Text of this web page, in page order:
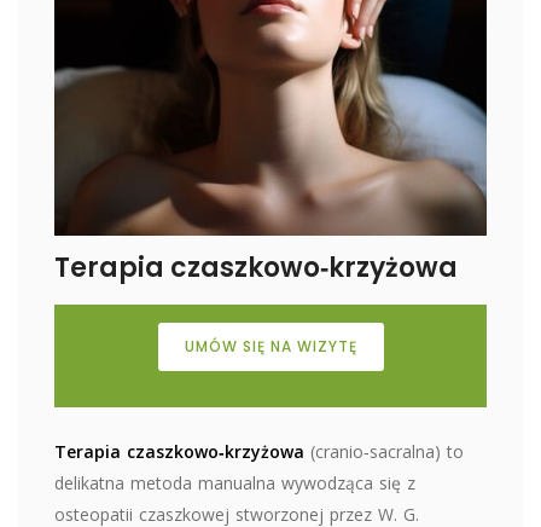
Terapia czaszkowo‑krzyżowa
UMÓW SIĘ NA WIZYTĘ
Terapia czaszkowo‑krzyżowa (cranio‑sacralna) to
delikatna metoda manualna wywodząca się z
osteopatii czaszkowej stworzonej przez W. G.